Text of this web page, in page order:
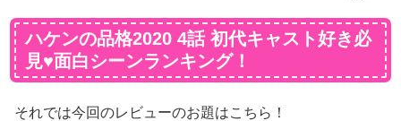
ハケンの品格2020 4話 初代キャスト好き必
見♥面白シーンランキング！
それでは今回のレビューのお題はこちら！